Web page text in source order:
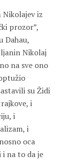
iz
prozor”,
Dahau,
Nikolaj
na sve ono
su Židi
i
i
i
oca
i na to da je